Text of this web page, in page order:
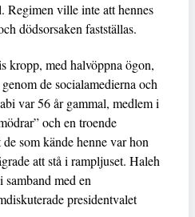
Regimen ville inte att hennes
dödsorsaken fastställas.
kropp, med halvöppna ögon,
de socialamedierna och
var 56 år gammal, medlem i
och en troende
som kände henne var hon
att stå i rampljuset. Haleh
samband med en
presidentvalet